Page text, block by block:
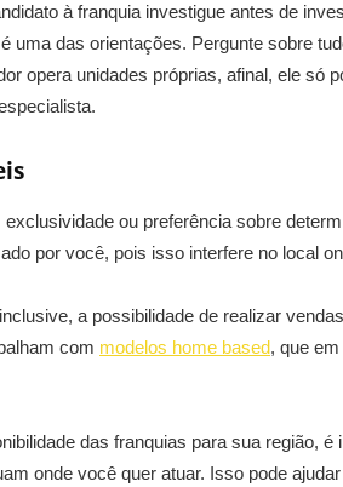
à franquia investigue antes de
uma das orientações. Pergunte sobre
opera unidades próprias, afinal, ele só
ou preferência sobre
por você, pois isso interfere no local
a possibilidade de realizar
com modelos home based, que
das franquias para sua região,
onde você quer atuar. Isso pode